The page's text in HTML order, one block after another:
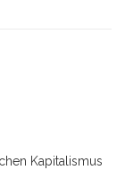
Kapitalismus